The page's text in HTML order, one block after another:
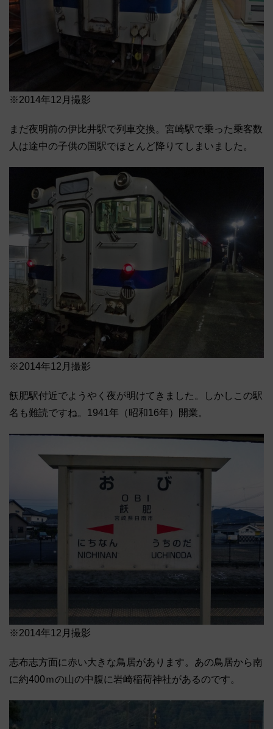
※2014年12月撮影
まだ夜明前の伊比井駅で列車交換。宮崎駅で乗った乗客数
人は途中の子供の国駅でほとんど降りてしまいました。
※2014年12月撮影
飫肥駅付近でようやく夜が明けてきました。しかしこの駅
名も難読ですね。1941年（昭和16年）開業。
※2014年12月撮影
志布志方面に赤い大きな鳥居があります。あの鳥居から南
に約400ｍの山の中腹に岩崎稲荷神社があるのです。